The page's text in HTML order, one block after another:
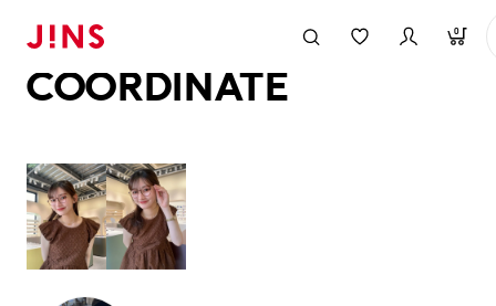
0
COORDINATE